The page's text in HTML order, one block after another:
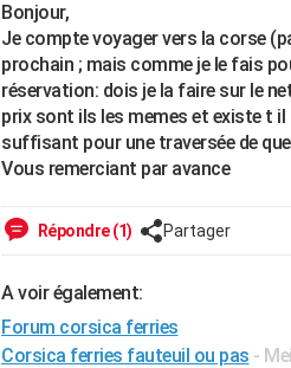
Bonjour,
Je compte voyager vers la corse
prochain ; mais comme je le fais
réservation: dois je la faire sur le
prix sont ils les memes et existe t
suffisant pour une traversée de
Vous remerciant par avance
Répondre (1) Partager
A voir également:
Forum corsica ferries
Corsica ferries fauteuil ou pas -